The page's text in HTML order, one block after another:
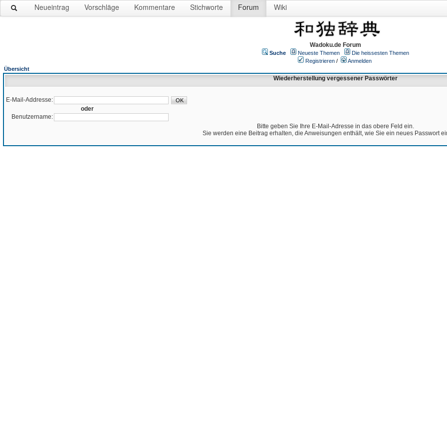
Neueintrag Vorschläge Kommentare Stichworte Forum Wiki
Wadoku.de Forum
Suche Neueste Themen
Die heissesten Themen
Registrieren /
Anmelden
Übersicht
Wiederherstellung vergessener Passwörter
E-Mail-Addresse:
oder
Benutzername:
Bitte geben Sie Ihre E-Mail-Adresse in das obere Feld ein.
Sie werden eine Beitrag erhalten, die Anweisungen enthält, wie Sie ein neues Passwort